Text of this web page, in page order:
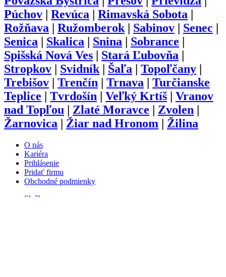
Púchov | Revúca | Rimavská Sobota |
Rožňava | Ružomberok | Sabinov | Senec |
Senica | Skalica | Snina | Sobrance |
Spišská Nová Ves | Stará Ľubovňa |
Stropkov | Svidník | Šaľa | Topoľčany |
Trebišov | Trenčín | Trnava | Turčianske
Teplice | Tvrdošín | Veľký Krtíš | Vranov
nad Topľou | Zlaté Moravce | Zvolen |
Žarnovica | Žiar nad Hronom | Žilina
O nás
Kariéra
Prihlásenie
Pridať firmu
Obchodné podmienky
Služby